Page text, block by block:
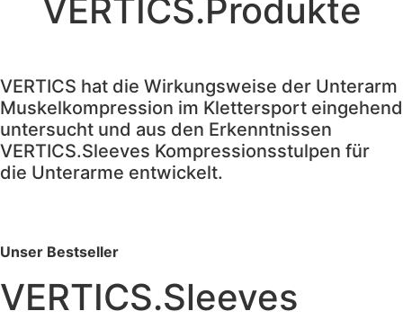
VERTICS.Produkte
VERTICS hat die Wirkungsweise der Unterarm
Muskelkompression im Klettersport eingehend
untersucht und aus den Erkenntnissen
VERTICS.Sleeves Kompressionsstulpen für
die Unterarme entwickelt.
Unser Bestseller
VERTICS.Sleeves